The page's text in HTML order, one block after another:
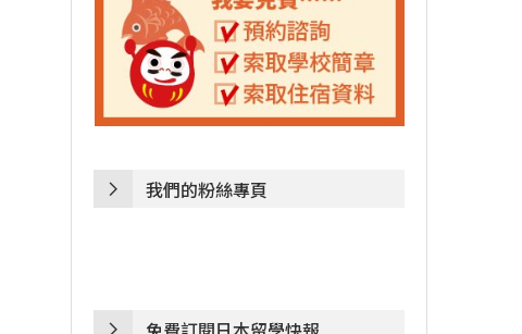
我們的粉絲專頁